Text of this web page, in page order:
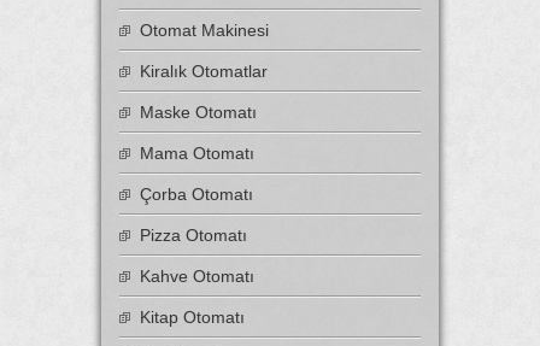
Otomat Makinesi
Kiralık Otomatlar
Maske Otomatı
Mama Otomatı
Çorba Otomatı
Pizza Otomatı
Kahve Otomatı
Kitap Otomatı